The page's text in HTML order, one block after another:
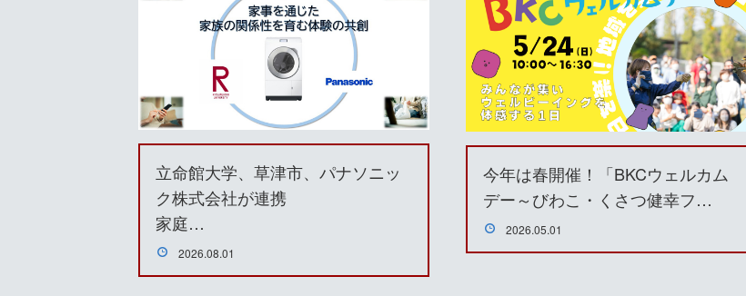
立命館大学、草津市、パナソニッ
ク株式会社が連携
家庭…
2026.08.01
今年は春開催！「BKCウェルカム
デー～びわこ・くさつ健幸フ…
2026.05.01